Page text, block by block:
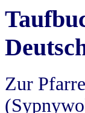
Zur